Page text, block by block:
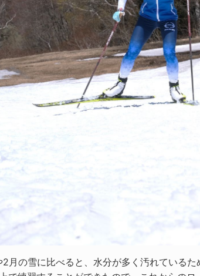
2月の雪に比べると、水分が多く汚れている